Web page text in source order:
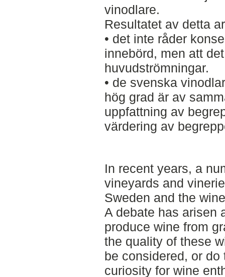
vinodlare.
Resultatet av detta
• det inte råder
innebörd, men att
huvudströmningar.
• de svenska
hög grad är av
uppfattning av
värdering av
In recent years, a
vineyards and
Sweden and the
A debate has arisen
produce wine from
the quality of these
be considered, or
curiosity for wine